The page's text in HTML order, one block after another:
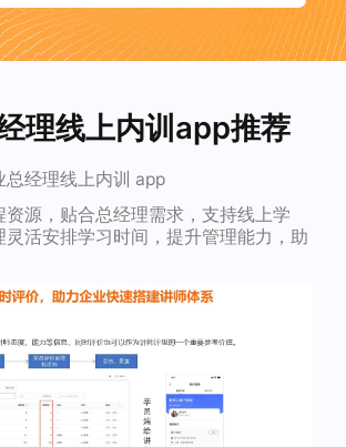
理线上内训app推荐
总经理线上内训 app
资源，贴合总经理需求，支持线上学
灵活安排学习时间，提升管理能力，助